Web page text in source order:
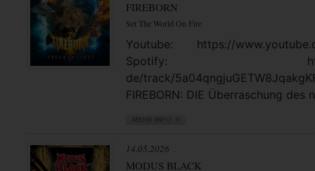
FIREBORN
Set The World On Fire
Youtube: https://
Spotify: https://
de/track/
FIREBORN: DIE Überraschung des
14.05.2026
MODUS BLACK